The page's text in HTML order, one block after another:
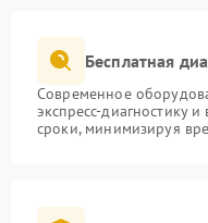
Бесплатная
Современное
экспресс-диагностику
сроки, минимизируя